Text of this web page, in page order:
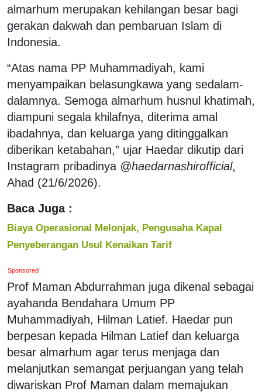
almarhum merupakan kehilangan besar bagi
gerakan dakwah dan pembaruan Islam di
Indonesia.
“Atas nama PP Muhammadiyah, kami
menyampaikan belasungkawa yang sedalam-
dalamnya. Semoga almarhum husnul khatimah,
diampuni segala khilafnya, diterima amal
ibadahnya, dan keluarga yang ditinggalkan
diberikan ketabahan,” ujar Haedar dikutip dari
Instagram pribadinya @haedarnashirofficial,
Ahad (21/6/2026).
Baca Juga :
Biaya Operasional Melonjak, Pengusaha Kapal
Penyeberangan Usul Kenaikan Tarif
Sponsored
Prof Maman Abdurrahman juga dikenal sebagai
ayahanda Bendahara Umum PP
Muhammadiyah, Hilman Latief. Haedar pun
berpesan kepada Hilman Latief dan keluarga
besar almarhum agar terus menjaga dan
melanjutkan semangat perjuangan yang telah
diwariskan Prof Maman dalam memajukan